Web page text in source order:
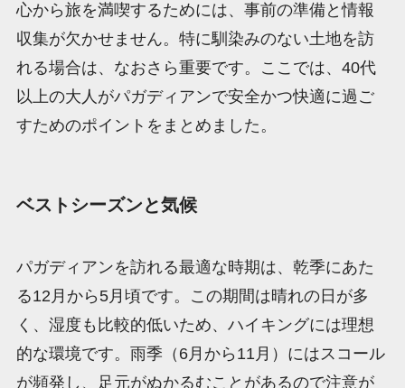
心から旅を満喫するためには、事前の準備と情報
収集が欠かせません。特に馴染みのない土地を訪
れる場合は、なおさら重要です。ここでは、40代
以上の大人がパガディアンで安全かつ快適に過ご
すためのポイントをまとめました。
ベストシーズンと気候
パガディアンを訪れる最適な時期は、乾季にあた
る12月から5月頃です。この期間は晴れの日が多
く、湿度も比較的低いため、ハイキングには理想
的な環境です。雨季（6月から11月）にはスコール
が頻発し、足元がぬかるむことがあるので注意が